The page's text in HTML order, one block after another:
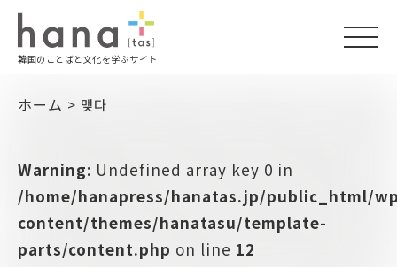
韓国のことばと文化を学ぶサイト
ホーム > 맺다
Warning: Undefined array key 0 in
/home/hanapress/hanatas.jp/public_html/
content/themes/hanatasu/template-
parts/content.php on line 12